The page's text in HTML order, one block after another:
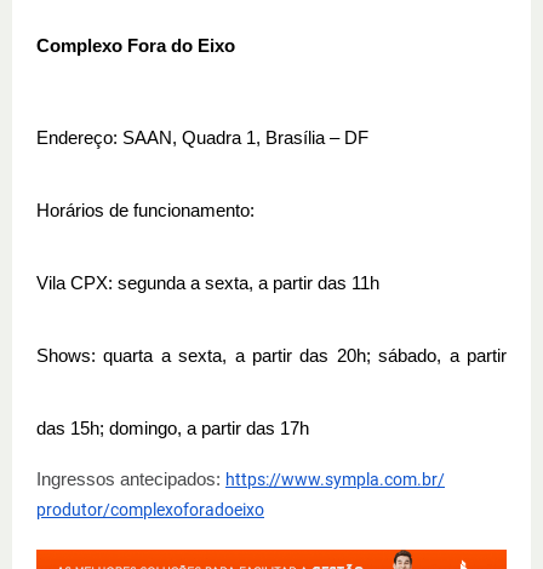
Complexo Fora do Eixo
Endereço: SAAN, Quadra 1, Brasília – DF
Horários de funcionamento:
Vila CPX: segunda a sexta, a partir das 11h
Shows: quarta a sexta, a partir das 20h; sábado, a partir
das 15h; domingo, a partir das 17h
Ingressos antecipados: https://www.sympla.com.br/
produtor/complexoforadoeixo